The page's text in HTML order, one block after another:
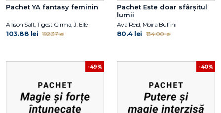
Pachet YA fantasy feminin
Allison Saft, Tigest Girma, J. Elle
103.88 lei 192.37 lei
Pachet Este doar sfârșitul
lumii
Ava Reid, Moira Buffini
80.4 lei 134.00 lei
-49% -40%